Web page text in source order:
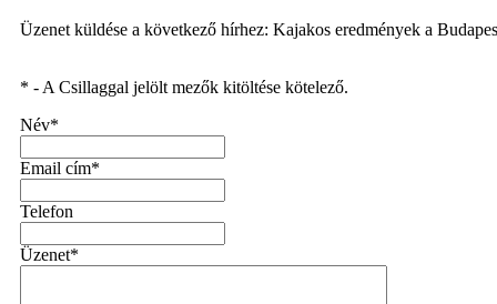
Üzenet küldése a következő hírhez: Kajakos eredmények a
* - A Csillaggal jelölt mezők kitöltése kötelező.
Név*
Email cím*
Telefon
Üzenet*